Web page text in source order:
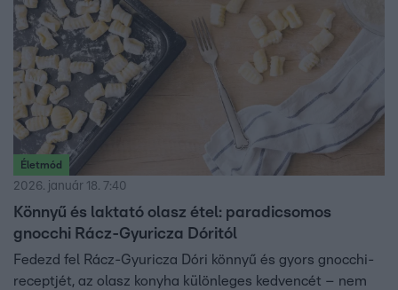
Életmód
2026. január 18. 7:40
Könnyű és laktató olasz étel: paradicsomos
gnocchi Rácz-Gyuricza Dóritól
Fedezd fel Rácz-Gyuricza Dóri könnyű és gyors gnocchi-
receptjét, az olasz konyha különleges kedvencét – nem